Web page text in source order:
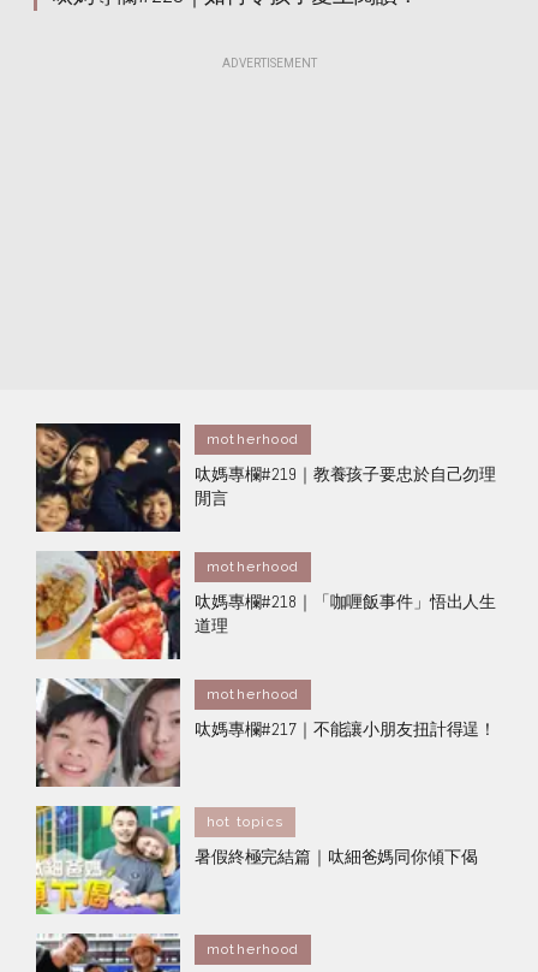
ADVERTISEMENT
motherhood
呔媽專欄#219｜教養孩子要忠於自己勿理
閒言
motherhood
呔媽專欄#218｜「咖喱飯事件」悟出人生
道理
motherhood
呔媽專欄#217｜不能讓小朋友扭計得逞！
hot topics
暑假終極完結篇｜呔細爸媽同你傾下偈
motherhood